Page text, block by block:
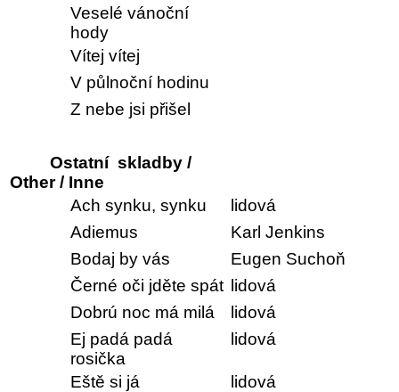
Veselé vánoční
hody
Vítej vítej
V půlnoční hodinu
Z nebe jsi přišel
Ostatní skladby /
Other / Inne
Ach synku, synku
lidová
Adiemus
Karl Jenkins
Bodaj by vás
Eugen Suchoň
Černé oči jděte spát lidová
Dobrú noc má milá
lidová
Ej padá padá
rosička
lidová
Eště si já
lidová